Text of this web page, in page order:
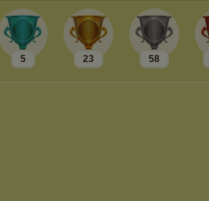
5 23 58